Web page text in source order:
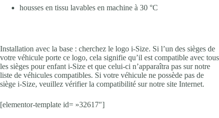
housses en tissu lavables en machine à 30 °C
Installation avec la base : cherchez le logo i-Size. Si l’un des sièges de
votre véhicule porte ce logo, cela signifie qu’il est compatible avec tous
les sièges pour enfant i-Size et que celui-ci n’apparaîtra pas sur notre
liste de véhicules compatibles. Si votre véhicule ne possède pas de
siège i-Size, veuillez vérifier la compatibilité sur notre site Internet.
[elementor-template id= »32617″]